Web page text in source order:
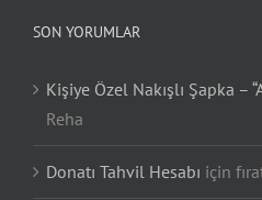
SON YORUMLAR
Kişiye Özel Nakışlı Şapka –
Reha
Donatı Tahvil Hesabı için